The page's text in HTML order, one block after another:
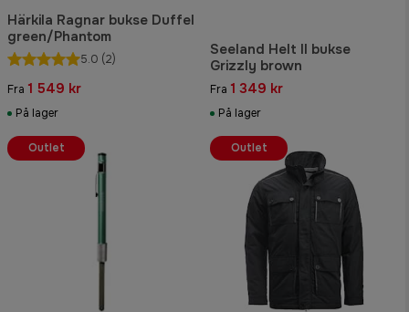
Härkila Ragnar bukse Duffel
green/Phantom
5.0 (2)
Fra 1 549 kr
På lager
Seeland Helt II bukse
Grizzly brown
Fra 1 349 kr
På lager
Outlet Outlet